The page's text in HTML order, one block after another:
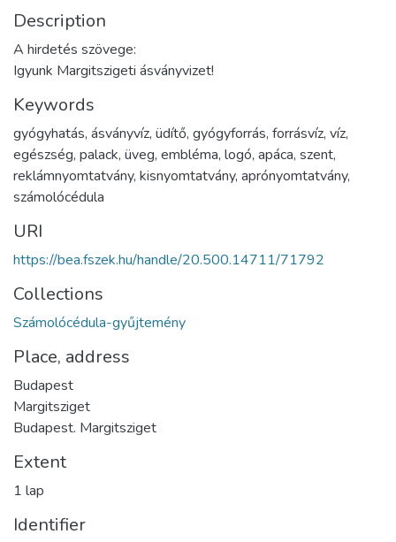
Description
A hirdetés szövege:
Igyunk Margitszigeti ásványvizet!
Keywords
gyógyhatás, ásványvíz, üdítő, gyógyforrás, forrásvíz, víz,
egészség, palack, üveg, embléma, logó, apáca, szent,
reklámnyomtatvány, kisnyomtatvány, aprónyomtatvány,
számolócédula
URI
https://bea.fszek.hu/handle/20.500.14711/71792
Collections
Számolócédula-gyűjtemény
Place, address
Budapest
Margitsziget
Budapest. Margitsziget
Extent
1 lap
Identifier